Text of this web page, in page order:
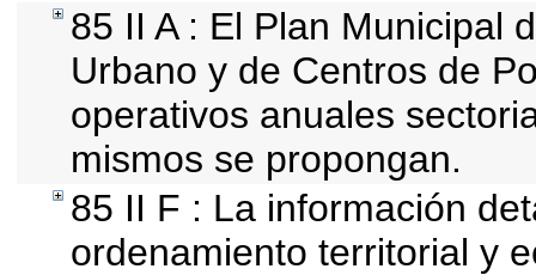
85 II A : El Plan Municipal
Urbano y de Centros de
operativos anuales
mismos se propongan.
85 II F : La información
ordenamiento territorial y